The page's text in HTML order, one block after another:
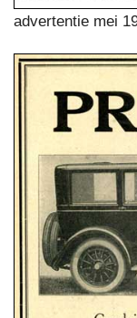
advertentie mei